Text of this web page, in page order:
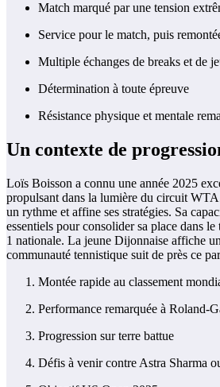
Match marqué par une tension
Service pour le match, puis
Multiple échanges de breaks et de
Détermination à toute épreuve
Résistance physique et mentale
Un contexte de
Loïs Boisson a connu une année 2025
propulsant dans la lumière du circuit
un rythme et affine ses stratégies. Sa
essentiels pour consolider sa place dans
1 nationale. La jeune Dijonnaise affiche
communauté tennistique suit de près ce
Montée rapide au classement
Performance remarquée à Roland-
Progression sur terre battue
Défis à venir contre Astra Sharma